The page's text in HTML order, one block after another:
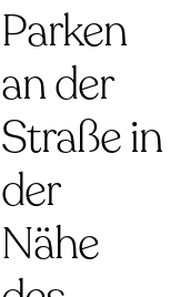
Parken
an der
Straße in
der
Nähe